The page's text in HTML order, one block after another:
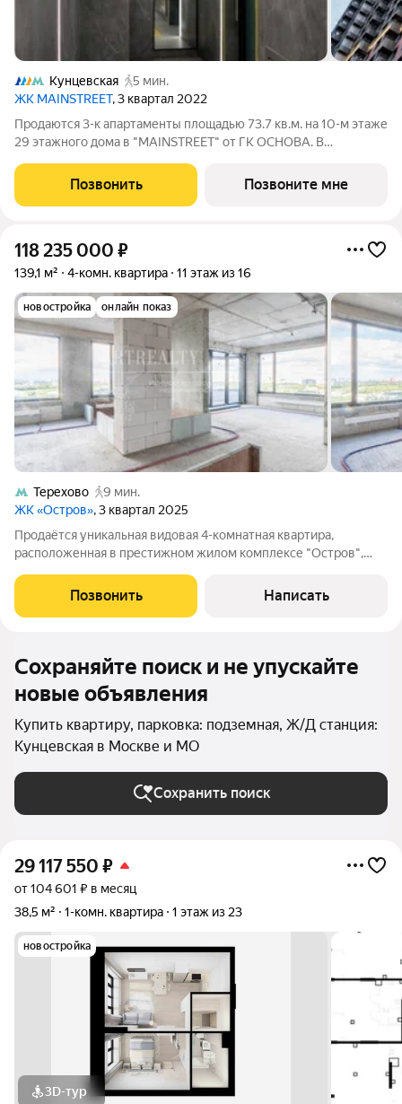
Кунцевская
5 мин.
ЖК MAINSTREET, 3 квартал 2022
Продаются 3-к апартаменты площадью 73.7 кв.м. на 10-м этаже
29 этажного дома в "MAINSTREET" от ГК ОСНОВА. В
площадей и планировок от «молодежных» студий до
роскошных четырехкомнатных
Позвонить Позвоните мне
118 235 000 ₽
139,1 м² 4-комн. квартира 11 этаж из 16
новостройка онлайн показ
Терехово
9 мин.
ЖК «Остров», 3 квартал 2025
Продаётся уникальная видовая 4-комнатная квартира,
расположенная в престижном жилом комплексе "Остров",
закрытой охраняемой территорией и современными
системами доступа. Для резидентов
Позвонить Написать
Сохраняйте поиск и не упускайте
новые объявления
Купить квартиру, парковка: подземная, Ж/Д станция:
Кунцевская в Москве и МО
Сохранить поиск
29 117 550 ₽
от 104 601 ₽ в месяц
38,5 м²
1-комн. квартира 1 этаж из 23
новостройка
3D-тур